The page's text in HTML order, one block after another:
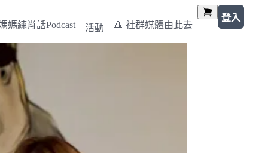
媽練肖話Podcast 活動 🔺 社群媒體由此去
登入